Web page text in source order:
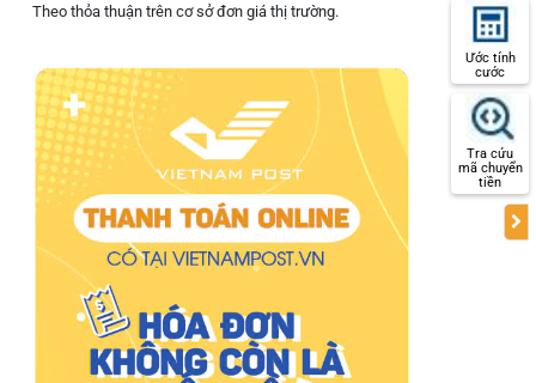
Theo thỏa thuận trên cơ sở đơn giá thị trường.
Ước tính
cước
Tra cứu
mã chuyển
tiền